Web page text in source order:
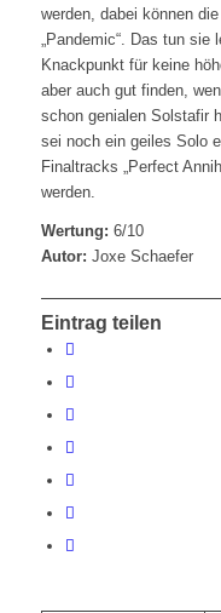
werden, dabei können
„Pandemic“. Das tun sie
Knackpunkt für keine
aber auch gut finden,
schon genialen Solstafir
sei noch ein geiles Solo
Finaltracks „Perfect
werden.
Wertung: 6/10
Autor: Joxe Schaefer
Eintrag teilen